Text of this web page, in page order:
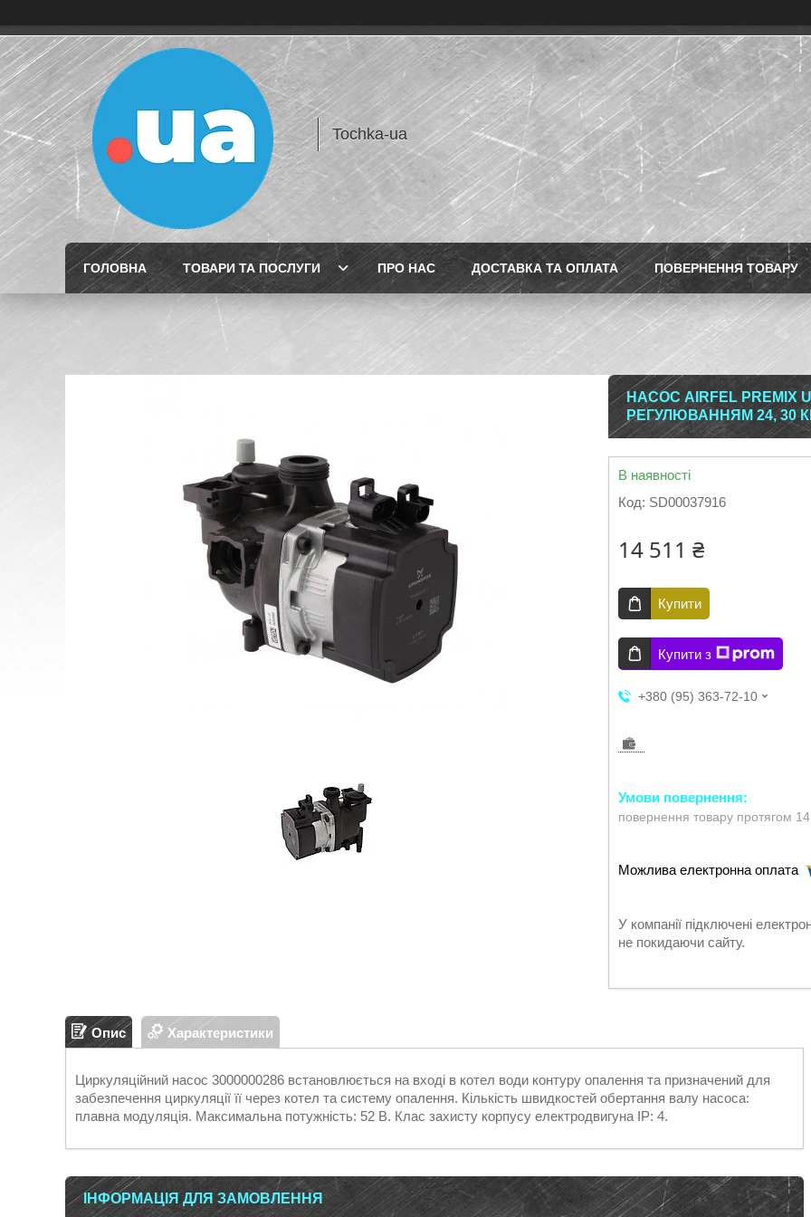
Tochka-ua
ГОЛОВНА ТОВАРИ ТА ПОСЛУГИ ПРО НАС ДОСТАВКА ТА ОПЛАТА ПОВЕРНЕННЯ ТОВАРУ
НАСОС AIRFEL PREMIX
РЕГУЛЮВАННЯМ 24, 30
В наявності
Код: SD00037916
14 511 ₴
Купити
Купити з
+380 (95) 363-72-10
повернення товару протягом
У компанії підключені
не покидаючи сайту.
Опис Характеристики
Циркуляційний насос 3000000286 встановлюється на вході в котел води контуру опалення та призначений для
забезпечення циркуляції її через котел та систему опалення. Кількість швидкостей обертання валу насоса:
плавна модуляція. Максимальна потужність: 52 В. Клас захисту корпусу електродвигуна ІР: 4.
ІНФОРМАЦІЯ ДЛЯ ЗАМОВЛЕННЯ